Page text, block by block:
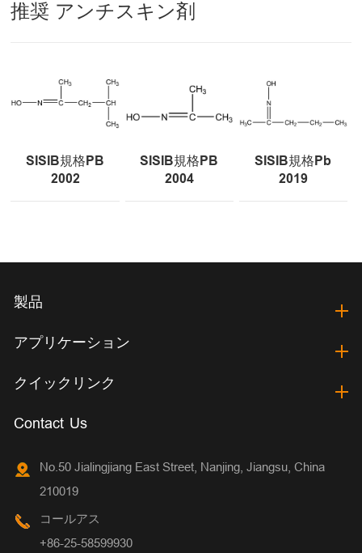
推奨 アンチスキン剤
SISIB規格PB
2002
SISIB規格PB
2004
SISIB規格Pb
2019
製品
アプリケーション
クイックリンク
Contact Us
No.50 Jialingjiang East Street, Nanjing, Jiangsu, China
210019
コールアス
+86-25-58599930